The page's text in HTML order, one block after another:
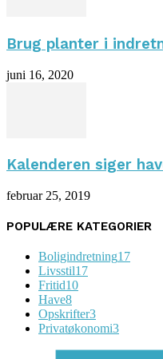
Brug planter i
juni 16, 2020
Kalenderen siger
februar 25, 2019
POPULÆRE KATEGORIER
Boligindretning17
Livsstil17
Fritid10
Have8
Opskrifter3
Privatøkonomi3